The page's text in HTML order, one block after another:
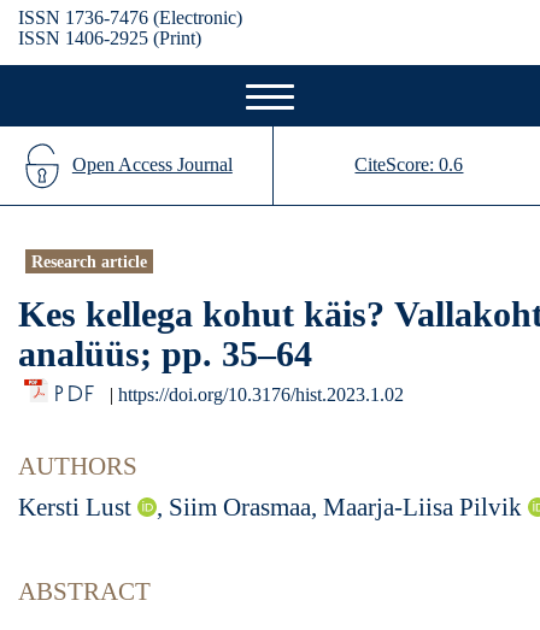
ISSN 1736-7476 (Electronic)
ISSN 1406-2925 (Print)
Open Access Journal CiteScore: 0.6
Research article
Kes kellega kohut käis?
analüüs; pp. 35–64
PDF |https://doi.org/10.3176/hist.2023.1.02
AUTHORS
Kersti Lust
, Siim Orasmaa, Maarja-Liisa Pilvik
ABSTRACT